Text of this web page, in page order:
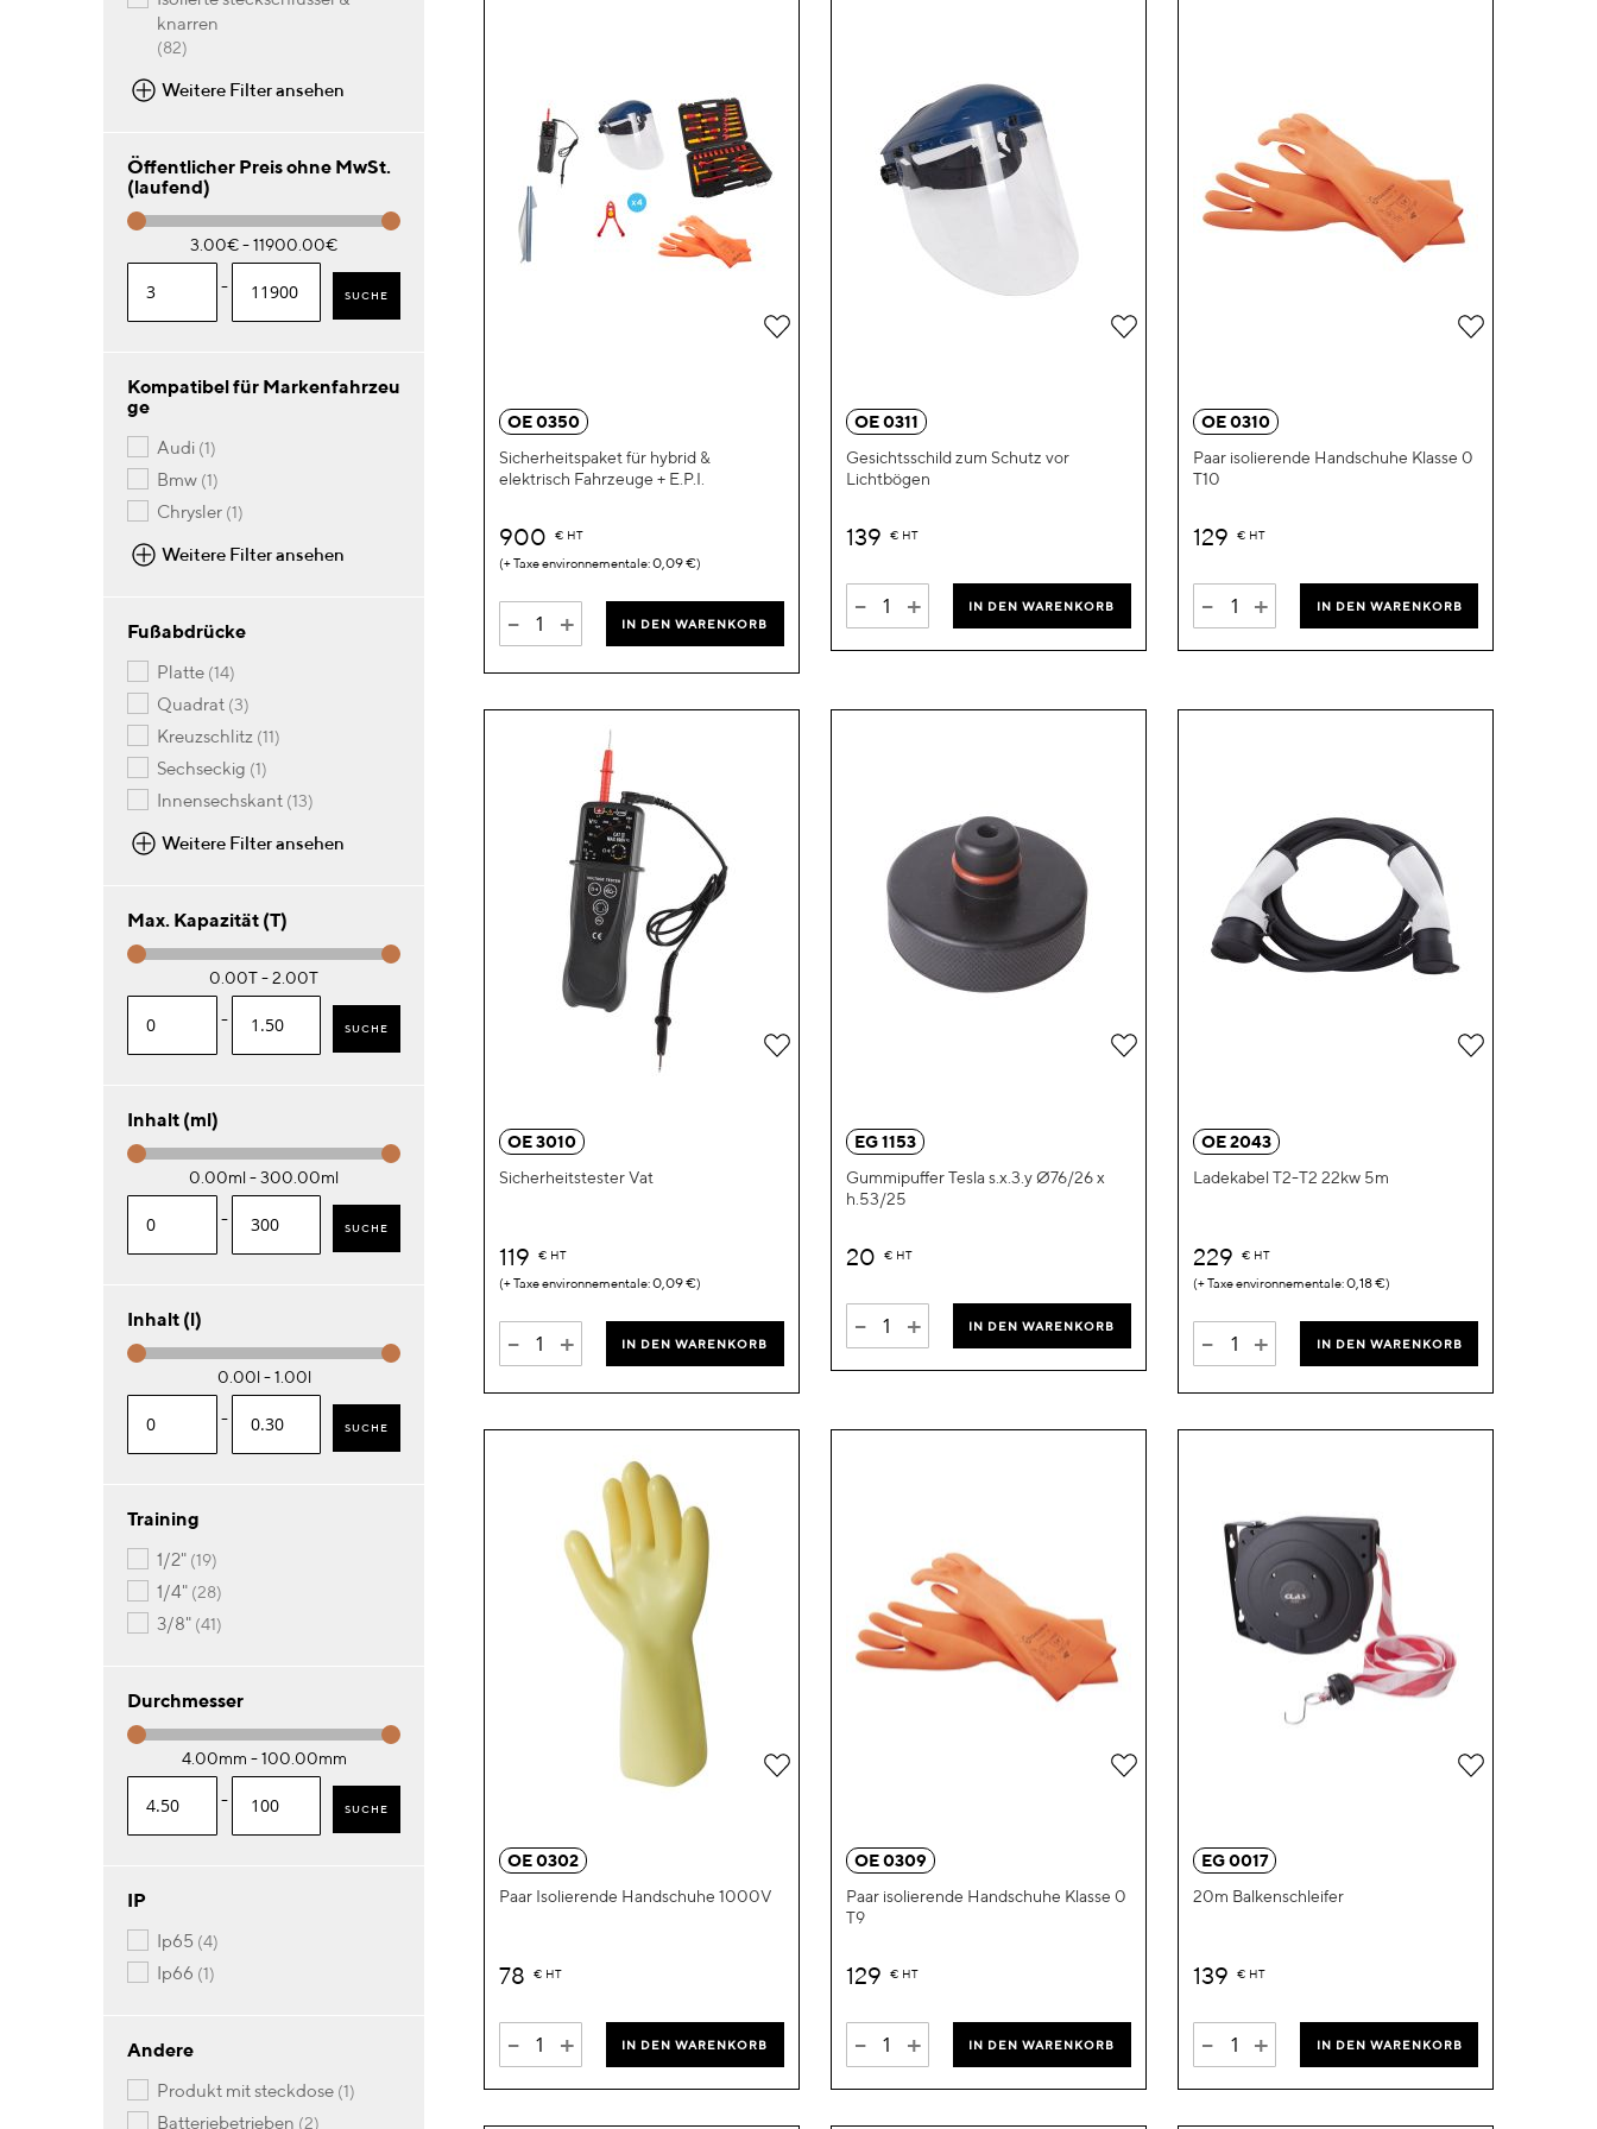
OE 0350
Sicherheitspaket für hybrid &
elektrisch Fahrzeuge + E.P.I.
900 € HT
0,09 €
- + IN DEN WARENKORB
Zur
hinzufügen
OE 0311
Gesichtsschild zum Schutz vor
Lichtbögen
139 € HT
- + IN DEN WARENKORB
Zur
hinzufügen
OE 0310
Paar isolierende Handschuhe Klasse 0
T10
129 € HT
- + IN DEN WARENKORB
Zur
OE 3010
Sicherheitstester Vat
119 € HT
0,09 €
- + IN DEN WARENKORB
Zur
hinzufügen
EG 1153
Gummipuffer Tesla s.x.3.y Ø76/26 x
h.53/25
20 € HT
- + IN DEN WARENKORB
Zur
hinzufügen
OE 2043
Ladekabel T2-T2 22kw 5m
229 € HT
0,18 €
- + IN DEN WARENKORB
Zur
OE 0302
Paar Isolierende Handschuhe 1000V
78 € HT
- + IN DEN WARENKORB
Zur
hinzufügen
OE 0309
Paar isolierende Handschuhe Klasse 0
T9
129 € HT
- + IN DEN WARENKORB
Zur
hinzufügen
EG 0017
20m Balkenschleifer
139 € HT
- + IN DEN WARENKORB
Zur
knarren
82Artikel
Weitere Filter ansehen
Öffentlicher Preis ohne MwSt.
(laufend)
3.00€ - 11900.00€
- SUCHE
Kompatibel für Markenfahrzeu
ge
audi 1Artikel
bmw 1Artikel
chrysler 1Artikel
Weitere Filter ansehen
Fußabdrücke
platte 14Artikel
quadrat 3Artikel
kreuzschlitz 11Artikel
sechseckig 1Artikel
innensechskant 13Artikel
Weitere Filter ansehen
Max. Kapazität (T)
0.00T - 2.00T
- SUCHE
Inhalt (ml)
0.00ml - 300.00ml
- SUCHE
Inhalt (l)
0.00l - 1.00l
- SUCHE
Training
1/2" 19Artikel
1/4" 28Artikel
3/8" 41Artikel
Durchmesser
4.00mm - 100.00mm
- SUCHE
IP
ip65 4Artikel
ip66 1Artikel
Andere
produkt mit steckdose 1Artikel
batteriebetrieben 2Artikel